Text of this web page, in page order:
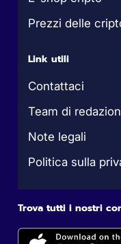
Prezzi delle
Link utili
Contattaci
Team di
Note legali
Politica sulla
Trova tutti i nostri